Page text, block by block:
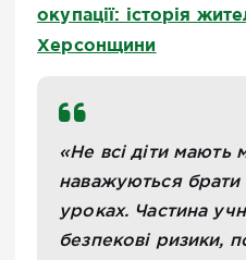
окупації: історія
Херсонщини
«Не всі діти мають
наважуються брати
уроках. Частина
безпекові ризики,